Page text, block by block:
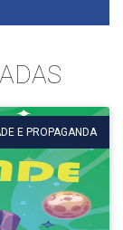
E PROPAGANDA